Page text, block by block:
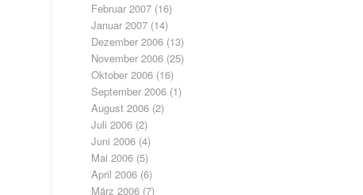
Februar 2007 (16)
Januar 2007 (14)
Dezember 2006 (13)
November 2006 (25)
Oktober 2006 (16)
September 2006 (1)
August 2006 (2)
Juli 2006 (2)
Juni 2006 (4)
Mai 2006 (5)
April 2006 (6)
März 2006 (7)